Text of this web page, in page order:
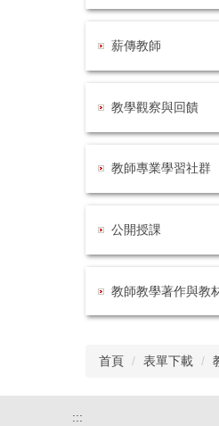
薪傳教師
教學觀察與回饋
教師專業學習社群
公開授課
教師教學著作與教
首頁 表單下載
:::